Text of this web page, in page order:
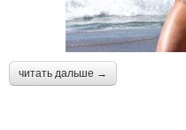
читать дальше →